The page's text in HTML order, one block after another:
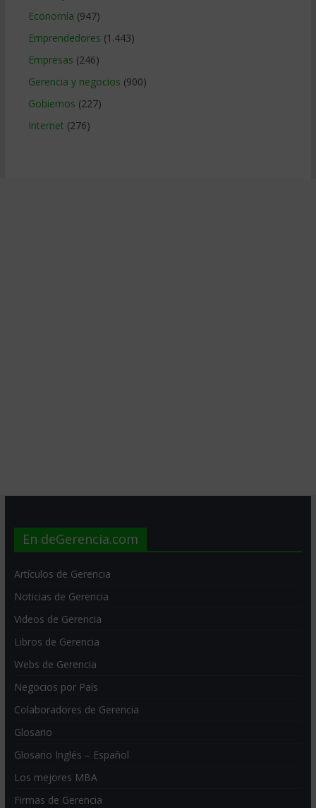
Economía (947)
Emprendedores (1.443)
Empresas (246)
Gerencia y negocios (900)
Gobiernos (227)
Internet (276)
En deGerencia.com
Artículos de Gerencia
Noticias de Gerencia
Videos de Gerencia
Libros de Gerencia
Webs de Gerencia
Negocios por País
Colaboradores de Gerencia
Glosario
Glosario Inglés – Español
Los mejores MBA
Firmas de Gerencia